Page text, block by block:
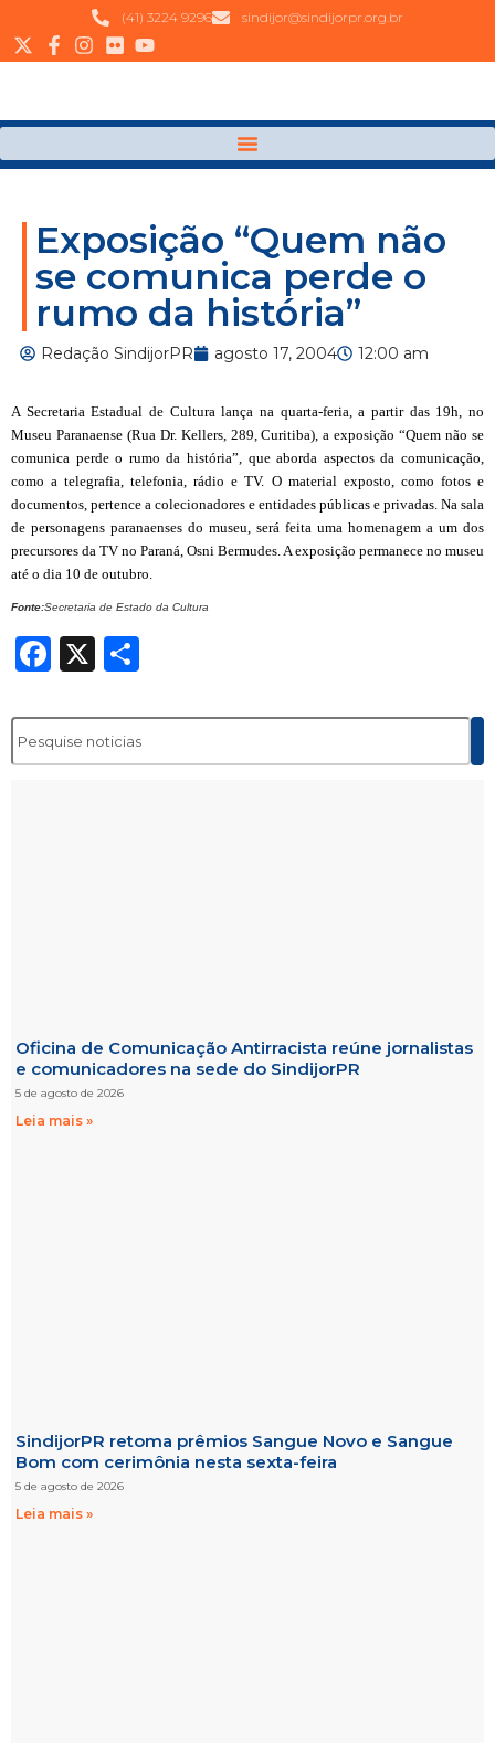
(41) 3224 9296 sindijor@sindijorpr.org.br
Exposição “Quem não
se comunica perde o
rumo da história”
Redação SindijorPR agosto 17, 2004 12:00 am
A Secretaria Estadual de Cultura lança na quarta-feria , a partir das 19h, no
Museu Paranaense (Rua Dr. Kellers, 289, Curitiba), a exposição “Quem não se
comunica perde o rumo da história”, que aborda aspectos da comunicação,
como a telegrafia, telefonia, rádio e TV. O material exposto, como fotos e
documentos, pertence a colecionadores e entidades públicas e privadas. Na sala
de personagens paranaenses do museu, será feita uma homenagem a um dos
precursores da TV no Paraná, Osni Bermudes. A exposição permanece no museu
até o dia 10 de outubro.
Fonte:Secretaria de Estado da Cultura
Facebook
X
Oficina de Comunicação Antirracista reúne jornalistas
e comunicadores na sede do SindijorPR
5 de agosto de 2026
Leia mais »
SindijorPR retoma prêmios Sangue Novo e Sangue
Bom com cerimônia nesta sexta-feira
5 de agosto de 2026
Leia mais »